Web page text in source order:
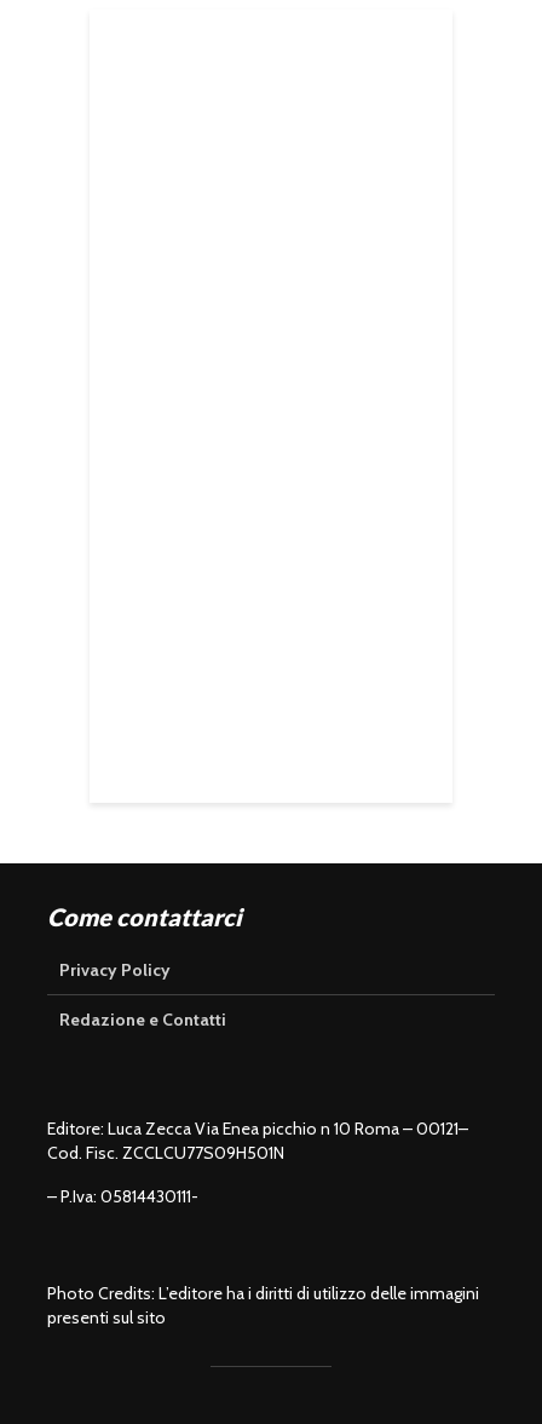
Come contattarci
Privacy Policy
Redazione e Contatti
Editore: Luca Zecca Via Enea picchio n 10 Roma – 00121–
Cod. Fisc. ZCCLCU77S09H501N
– P.Iva: 05814430111-
Photo Credits: L’editore ha i diritti di utilizzo delle immagini
presenti sul sito